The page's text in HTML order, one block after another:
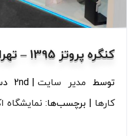
کنگره پروتز 1395 – تهران – آپادانا تک
توسط مدیر سایت | 2nd دسامبر, 2024
کارها | برچسب‌ها: نمایشگاه